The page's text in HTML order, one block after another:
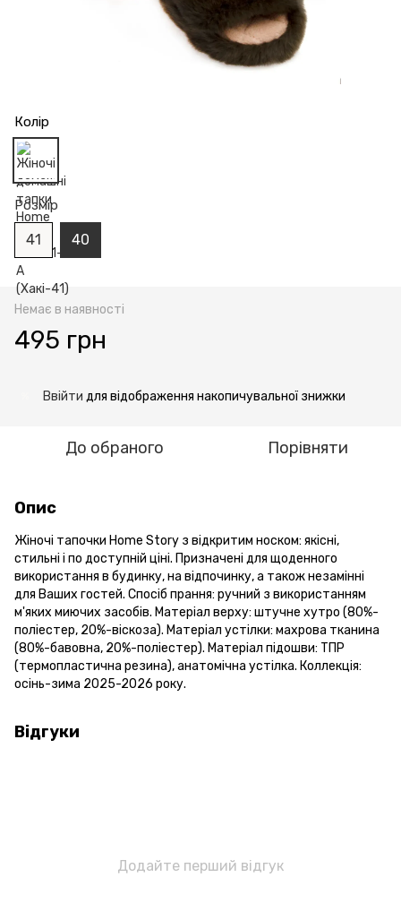
Колір
Розмір
41 40
Немає в наявності
495 грн
Ввійти для відображення накопичувальної знижки
До обраного Порівняти
Опис
Жіночі тапочки Home Story з відкритим носком: якісні,
стильні і по доступній ціні. Призначені для щоденного
використання в будинку, на відпочинку, а також незамінні
для Ваших гостей. Спосіб прання: ручний з використанням
м'яких миючих засобів. Матеріал верху: штучне хутро (80%-
поліестер, 20%-віскоза). Матеріал устілки: махрова тканина
(80%-бавовна, 20%-поліестер). Матеріал підошви: ТПР
(термопластична резина), анатомічна устілка. Коллекція:
осінь-зима 2025-2026 року.
Відгуки
Додайте перший відгук